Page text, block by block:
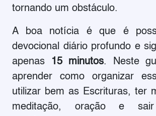
tornando um obstáculo.
A boa notícia é que é
devocional diário profundo e
apenas
15 minutos. Neste
aprender como organizar
utilizar bem as Escrituras, ter
meditação, oração e sair